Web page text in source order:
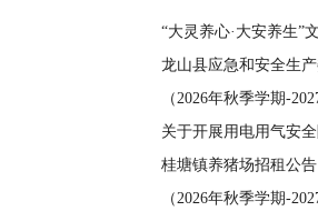
桂塘镇养猪场招租公告